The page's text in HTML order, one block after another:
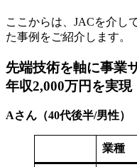
ここからは、JACを介し
た事例をご紹介します。
先端技術を軸に事業
年収2,000万円を実現
Aさん（40代後半/男性）
業種